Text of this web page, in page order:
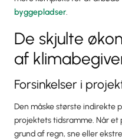
byggepladser.
De skjulte
af
Forsinkelser i
Den måske største indirekte
projektets tidsramme. Når
grund af regn, sne eller